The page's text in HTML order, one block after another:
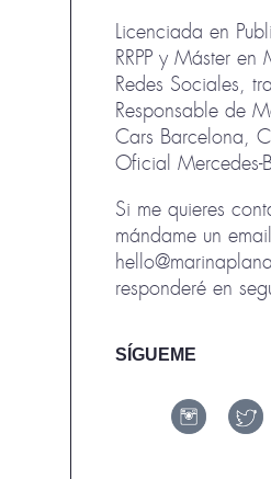
Licenciada en
RRPP y Máster
Redes Sociales,
Responsable de
Cars Barcelona,
Oficial Mercedes-
Si me quieres
mándame un
responderé en
SÍGUEME